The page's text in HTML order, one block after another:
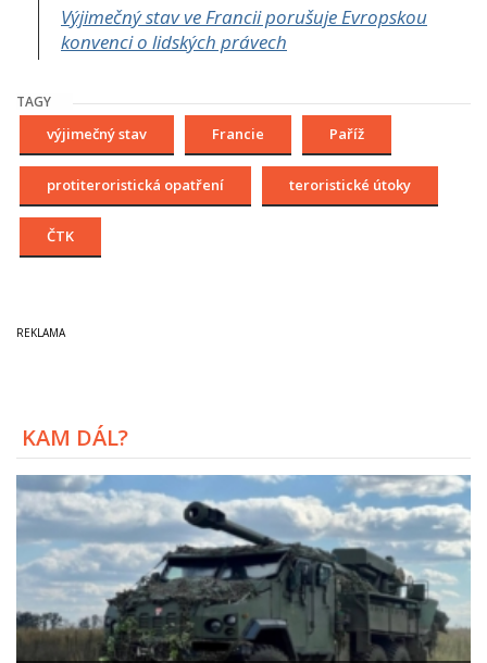
Výjimečný stav ve Francii porušuje Evropskou
konvenci o lidských právech
TAGY
výjimečný stav Francie Paříž
protiteroristická opatření teroristické útoky
ČTK
KAM DÁL?